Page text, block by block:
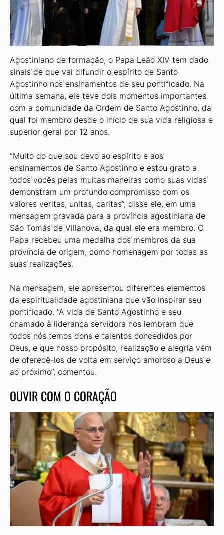
Agostiniano de formação, o Papa Leão XIV tem dado
sinais de que vai difundir o espírito de Santo
Agostinho nos ensinamentos de seu pontificado. Na
última semana, ele teve dois momentos importantes
com a comunidade da Ordem de Santo Agostinho, da
qual foi membro desde o início de sua vida religiosa e
superior geral por 12 anos.
“Muito do que sou devo ao espírito e aos
ensinamentos de Santo Agostinho e estou grato a
todos vocês pelas muitas maneiras como suas vidas
demonstram um profundo compromisso com os
valores veritas, unitas, caritas”, disse ele, em uma
mensagem gravada para a província agostiniana de
São Tomás de Villanova, da qual ele era membro. O
Papa recebeu uma medalha dos membros da sua
província de origem, como homenagem por todas as
suas realizações.
Na mensagem, ele apresentou diferentes elementos
da espiritualidade agostiniana que vão inspirar seu
pontificado. “A vida de Santo Agostinho e seu
chamado à liderança servidora nos lembram que
todos nós temos dons e talentos concedidos por
Deus, e que nosso propósito, realização e alegria vêm
de oferecê-los de volta em serviço amoroso a Deus e
ao próximo”, comentou.
OUVIR COM O CORAÇÃO